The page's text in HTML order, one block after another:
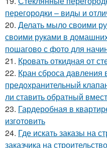
перегородки – виды и
20. Делать мыло своими
своими руками в
пошагово с фото для
21. Кровать откидная от
22. Кран сброса давления
предохранительный
ли ставить обратный
23. Гардеробная в
изготовить
24. Где искать заказы на
заказчика на